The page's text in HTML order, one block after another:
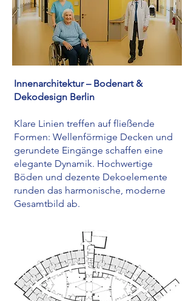
Innenarchitektur – Bodenart &
Dekodesign Berlin
Klare Linien treffen auf fließende
Formen: Wellenförmige Decken und
gerundete Eingänge schaffen eine
elegante Dynamik. Hochwertige
Böden und dezente Dekoelemente
runden das harmonische, moderne
Gesamtbild ab.